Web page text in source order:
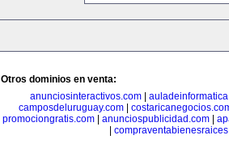
Otros dominios en venta:
anunciosinteractivos.com|
camposdeluruguay.com|
promociongratis.com
anunciospublicidad.com